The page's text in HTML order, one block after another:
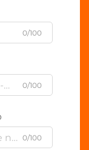
0/100
0/100
0/100